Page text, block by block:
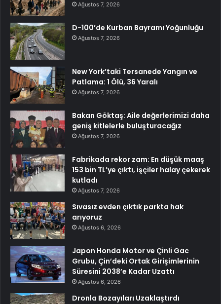
Ağustos 7, 2026
D-100’de Kurban Bayramı Yoğunluğu
Ağustos 7, 2026
New York’taki Tersanede Yangın ve
Patlama: 1 Ölü, 36 Yaralı
Ağustos 7, 2026
Bakan Göktaş: Aile değerlerimizi daha
geniş kitlelerle buluşturacağız
Ağustos 7, 2026
Fabrikada rekor zam: En düşük maaş
153 bin TL’ye çıktı, işçiler halay çekerek
kutladı
Ağustos 7, 2026
Sıvasız evden çıktık parkta hak
arıyoruz
Ağustos 6, 2026
Japon Honda Motor ve Çinli Gac
Grubu, Çin’deki Ortak Girişimlerinin
Süresini 2038’e Kadar Uzattı
Ağustos 6, 2026
Dronla Bozayıları Uzaklaştırdı